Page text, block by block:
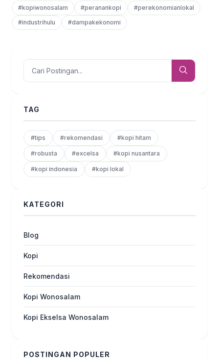
#kopiwonosalam #peranankopi
#perekonomianlokal
#industrihulu
#dampakekonomi
TAG
#tips #rekomendasi #kopi hitam
#robusta #excelsa #kopi nusantara
#kopi indonesia #kopi lokal
KATEGORI
Blog
Kopi
Rekomendasi
Kopi Wonosalam
Kopi Ekselsa Wonosalam
POSTINGAN POPULER